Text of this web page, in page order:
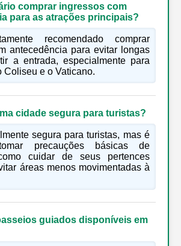
comprar ingressos com
para as atrações principais?
recomendado comprar
antecedência para evitar longas
a entrada, especialmente para
Coliseu e o Vaticano.
cidade segura para turistas?
segura para turistas, mas é
precauções básicas de
cuidar de seus pertences
áreas menos movimentadas à
guiados disponíveis em